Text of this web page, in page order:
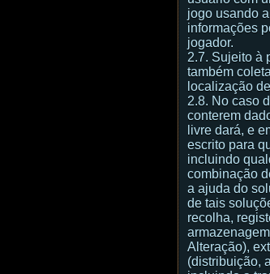
jogo usando
informações
jogador.
2.7. Sujeito à
também
localização
2.8. No caso
conterem
livre dará, e
escrito para
incluindo
combinação
a ajuda do
de tais
recolha,
Alteração),
(distribuição,